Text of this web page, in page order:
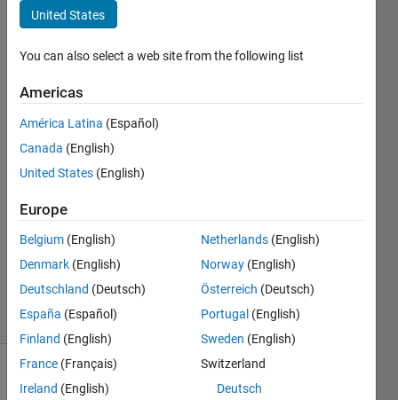
ヒート
マップ
の使用
方法に
ついて
29 Nov
2024
1 Answer
Updated
17 Dec
(30 days)
United States
You can also select a web site from the following list
Americas
América Latina (Español)
Canada (English)
United States (English)
Europe
Belgium (English)
Denmark (English)
Deutschland (Deutsch)
España (Español)
Finland (English)
France (Français)
Ireland (English)
Netherlands (English)
Norway (English)
Österreich (Deutsch)
Portugal (English)
Sweden (English)
Switzerland
Deutsch